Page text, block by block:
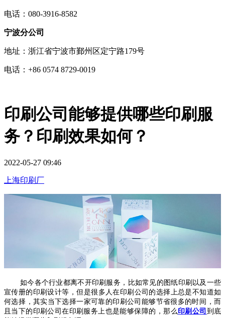
电话：080-3916-8582
宁波分公司
地址：浙江省宁波市鄞州区定宁路179号
电话：+86 0574 8729-0019
印刷公司能够提供哪些印刷服
务？印刷效果如何？
2022-05-27 09:46
上海印刷厂
如今各个行业都离不开印刷服务，比如常见的图纸印刷以及一些
宣传册的印刷设计等，但是很多人在印刷公司的选择上总是不知道如
何选择，其实当下选择一家可靠的印刷公司能够节省很多的时间，而
且当下的印刷公司在印刷服务上也是能够保障的，那么印刷公司 到底